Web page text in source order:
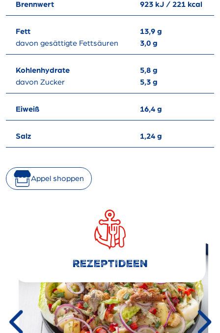
Brennwert 923 kJ / 221 kcal
Fett
davon gesättigte Fettsäuren
13,9 g
3,0 g
Kohlenhydrate
davon Zucker
5,8 g
5,3 g
Eiweiß 16,4 g
Salz 1,24 g
Appel shoppen
RezeptIdeen